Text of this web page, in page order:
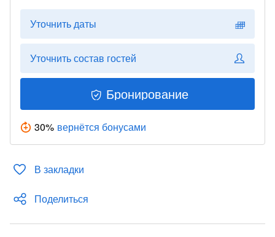
Уточнить даты
Уточнить состав гостей
Бронирование
30% вернётся бонусами
В закладки
Поделиться